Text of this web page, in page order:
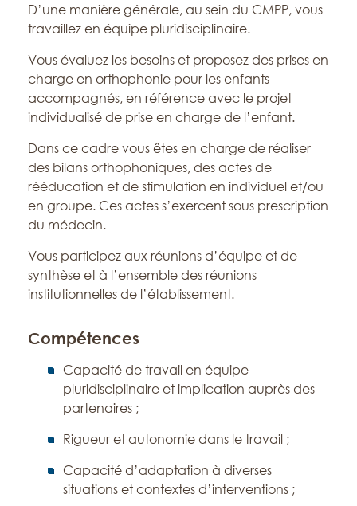
D’une manière générale, au sein du CMPP, vous
travaillez en équipe pluridisciplinaire.
Vous évaluez les besoins et proposez des prises en
charge en orthophonie pour les enfants
accompagnés, en référence avec le projet
individualisé de prise en charge de l’enfant.
Dans ce cadre vous êtes en charge de réaliser
des bilans orthophoniques, des actes de
rééducation et de stimulation en individuel et/ou
en groupe. Ces actes s’exercent sous prescription
du médecin.
Vous participez aux réunions d’équipe et de
synthèse et à l’ensemble des réunions
institutionnelles de l’établissement.
Compétences
Capacité de travail en équipe
pluridisciplinaire et implication auprès des
partenaires ;
Rigueur et autonomie dans le travail ;
Capacité d’adaptation à diverses
situations et contextes d’interventions ;